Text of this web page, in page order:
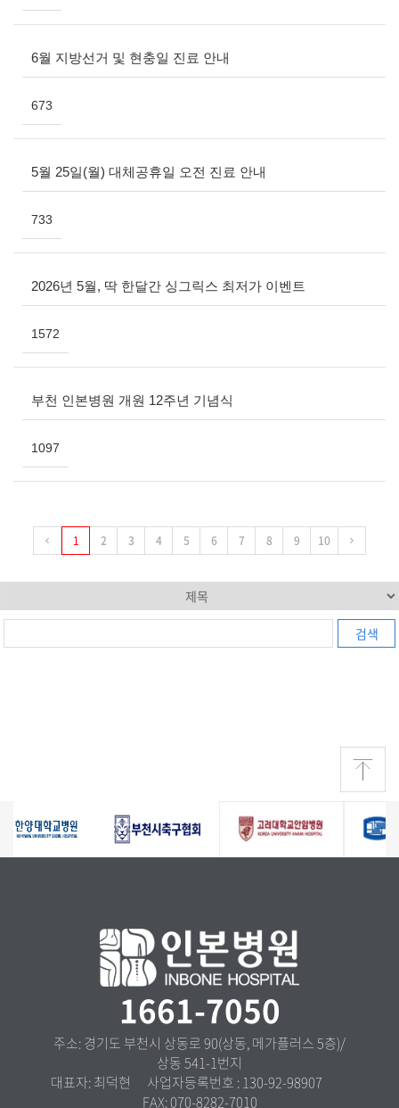
6월 지방선거 및 현충일 진료 안내
673
5월 25일(월) 대체공휴일 오전 진료 안내
733
2026년 5월, 딱 한달간 싱그릭스 최저가 이벤트
1572
부천 인본병원 개원 12주년 기념식
1097
1 2 3 4 5 6 7 8 9 10
검색
1661-7050
주소: 경기도 부천시 상동로 90(상동, 메가플러스 5층)/
상동 541-1번지
대표자: 최덕현 사업자등록번호 : 130-92-98907
FAX: 070-8282-7010